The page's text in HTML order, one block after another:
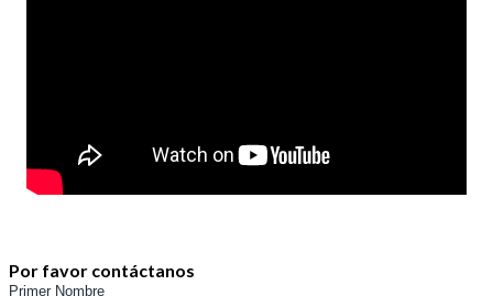
Por favor contáctanos